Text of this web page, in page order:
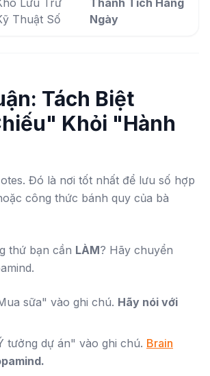
Lưu Trữ
Thuật Số
Thành Tích Hàng
Ngày
Tách Biệt
Khỏi "Hành
Đó là nơi tốt nhất để lưu số hợp
công thức bánh quy của bà
thứ bạn cần LÀM? Hãy chuyển
sữa" vào ghi chú. Hãy nói với
tưởng dự án" vào ghi chú. Brain